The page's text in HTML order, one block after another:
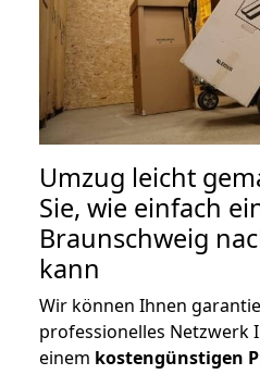
Umzug leicht
Sie, wie einfach
Braunschweig
kann
Wir können Ihnen
professionelles Netzwerk
einem kostengünstigen